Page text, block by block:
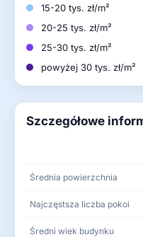
15-20 tys. zł/m²
20-25 tys. zł/m²
25-30 tys. zł/m²
powyżej 30 tys. zł/m²
Szczegółowe
Średnia powierzchnia
Najczęstsza liczba pokoi
Średni wiek budynku